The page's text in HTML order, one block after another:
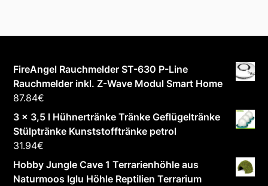
FireAngel Rauchmelder ST-630 P-Line
Rauchmelder inkl. Z-Wave Modul Smart Home
87.84€
3 x 3,5 l Hühnertränke Tränke Geflügeltränke
Stülptränke Kunststofftränke petrol
31.94€
Hobby Jungle Cave 1 Terrarienhöhle aus
Naturmoos Iglu Höhle Reptilien Terrarium